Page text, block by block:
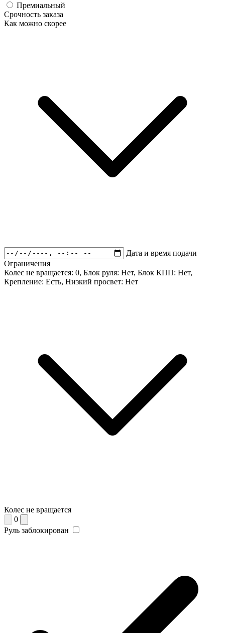
Премиальный
Срочность заказа
Как можно скорее
Дата и время подачи
Ограничения
Колес не вращается: 0, Блок руля: Нет, Блок КПП: Нет,
Крепление: Есть, Низкий просвет: Нет
Колес не вращается
0
Руль заблокирован